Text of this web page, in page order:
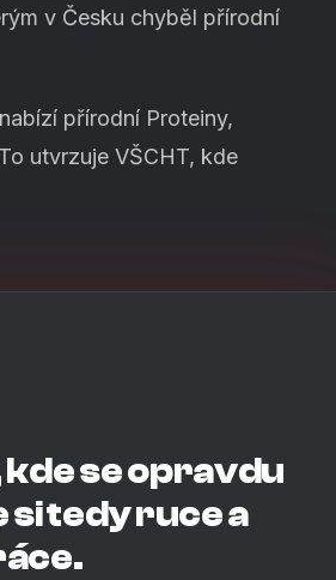
v Česku chyběl přírodní
přírodní Proteiny,
utvrzuje VŠCHT, kde
se opravdu
si tedy ruce a